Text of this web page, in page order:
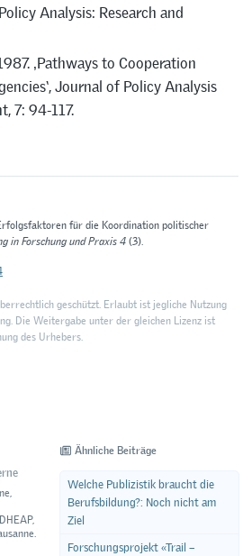
Analysis: Research and
‚Pathways to Cooperation
Journal of Policy Analysis
7: 94-117.
für die Koordination politischer
in Forschung und Praxis 4(3).
geschützt. Erlaubt ist jegliche Nutzung
Die Weitergabe unter der gleichen Lizenz ist
des Urhebers.
Ähnliche Beiträge
Welche Publizistik braucht die
Berufsbildung?: Noch nicht am
Ziel
Forschungsprojekt «Trail –